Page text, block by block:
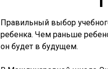
Правильный выбор
ребенка. Чем раньше
он будет в будущем.